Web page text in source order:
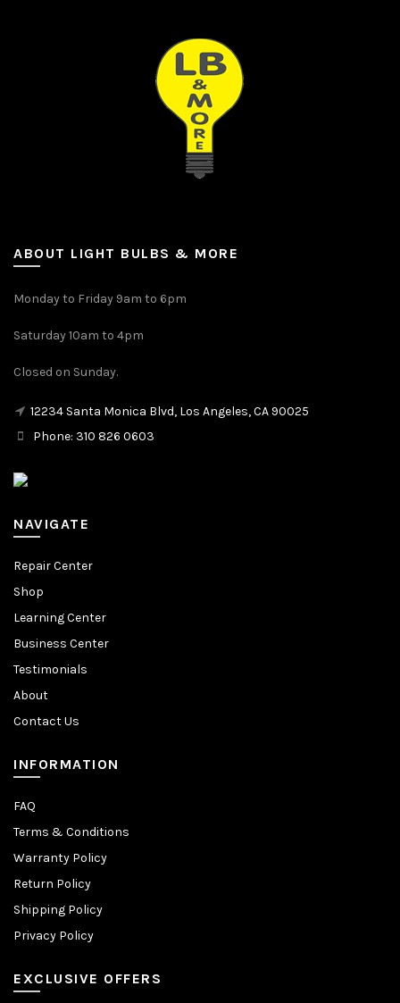
ABOUT LIGHT BULBS & MORE
Monday to Friday 9am to 6pm
Saturday 10am to 4pm
Closed on Sunday.
12234 Santa Monica Blvd, Los Angeles, CA 90025
Phone: 310 826 0603
NAVIGATE
Repair Center
Shop
Learning Center
Business Center
Testimonials
About
Contact Us
INFORMATION
FAQ
Terms & Conditions
Warranty Policy
Return Policy
Shipping Policy
Privacy Policy
EXCLUSIVE OFFERS